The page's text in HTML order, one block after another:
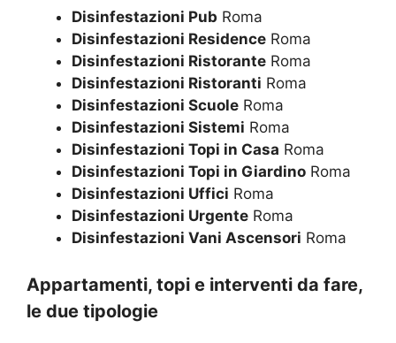
Disinfestazioni Pub Roma
Disinfestazioni Residence Roma
Disinfestazioni Ristorante Roma
Disinfestazioni Ristoranti Roma
Disinfestazioni Scuole Roma
Disinfestazioni Sistemi Roma
Disinfestazioni Topi in Casa Roma
Disinfestazioni Topi in Giardino Roma
Disinfestazioni Uffici Roma
Disinfestazioni Urgente Roma
Disinfestazioni Vani Ascensori Roma
Appartamenti, topi e interventi da fare,
le due tipologie